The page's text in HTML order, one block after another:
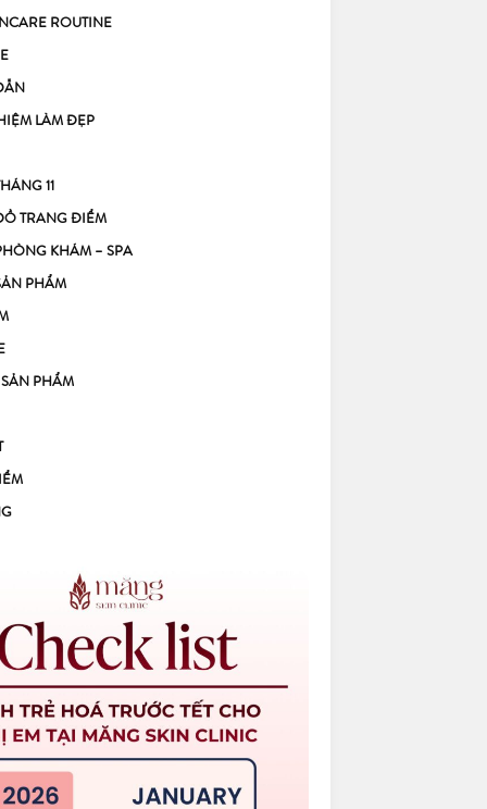
ROUTINE
LÀM ĐẸP
11
TRANG ĐIỂM
KHÁM – SPA
PHẨM
PHẨM